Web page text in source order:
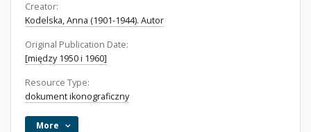
Creator:
Kodelska, Anna (1901-1944). Autor
Original Publication Date:
[między 1950 i 1960]
Resource Type:
dokument ikonograficzny
More